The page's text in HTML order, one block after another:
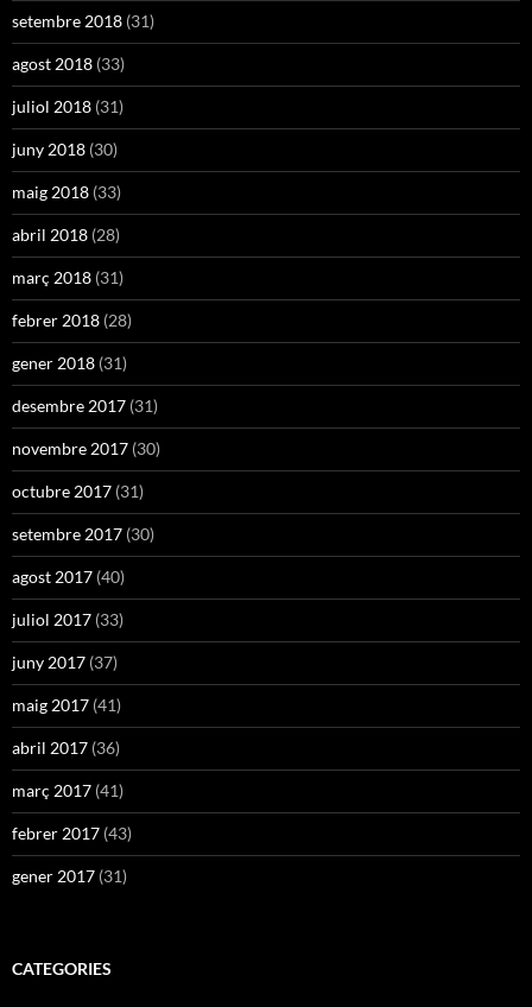
setembre 2018 (31)
agost 2018 (33)
juliol 2018 (31)
juny 2018 (30)
maig 2018 (33)
abril 2018 (28)
març 2018 (31)
febrer 2018 (28)
gener 2018 (31)
desembre 2017 (31)
novembre 2017 (30)
octubre 2017 (31)
setembre 2017 (30)
agost 2017 (40)
juliol 2017 (33)
juny 2017 (37)
maig 2017 (41)
abril 2017 (36)
març 2017 (41)
febrer 2017 (43)
gener 2017 (31)
CATEGORIES